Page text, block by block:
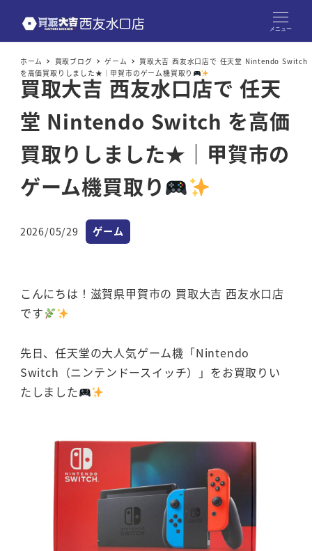
メニュー
ホーム 買取ブログ ゲーム
買取大吉 西友水口店で 任天堂 Nintendo Switch
を高価買取りしました★｜甲賀市のゲーム機買取り
買取大吉 西友水口店で 任天
堂 Nintendo Switch を高価
買取りしました★｜甲賀市の
ゲーム機買取り
投稿日
2026/05/29 カテゴリー
ゲーム
こんにちは！滋賀県甲賀市の 買取大吉 西友水口店
です
先日、任天堂の大人気ゲーム機「Nintendo
Switch（ニンテンドースイッチ）」をお買取りい
たしました